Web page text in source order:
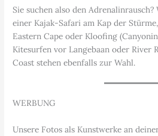
Sie suchen also den
einer Kajak-Safari am Kap der
Eastern Cape oder Kloofing
Kitesurfen vor Langebaan oder River
Coast stehen ebenfalls zur Wahl.
WERBUNG
Unsere Fotos als Kunstwerke an